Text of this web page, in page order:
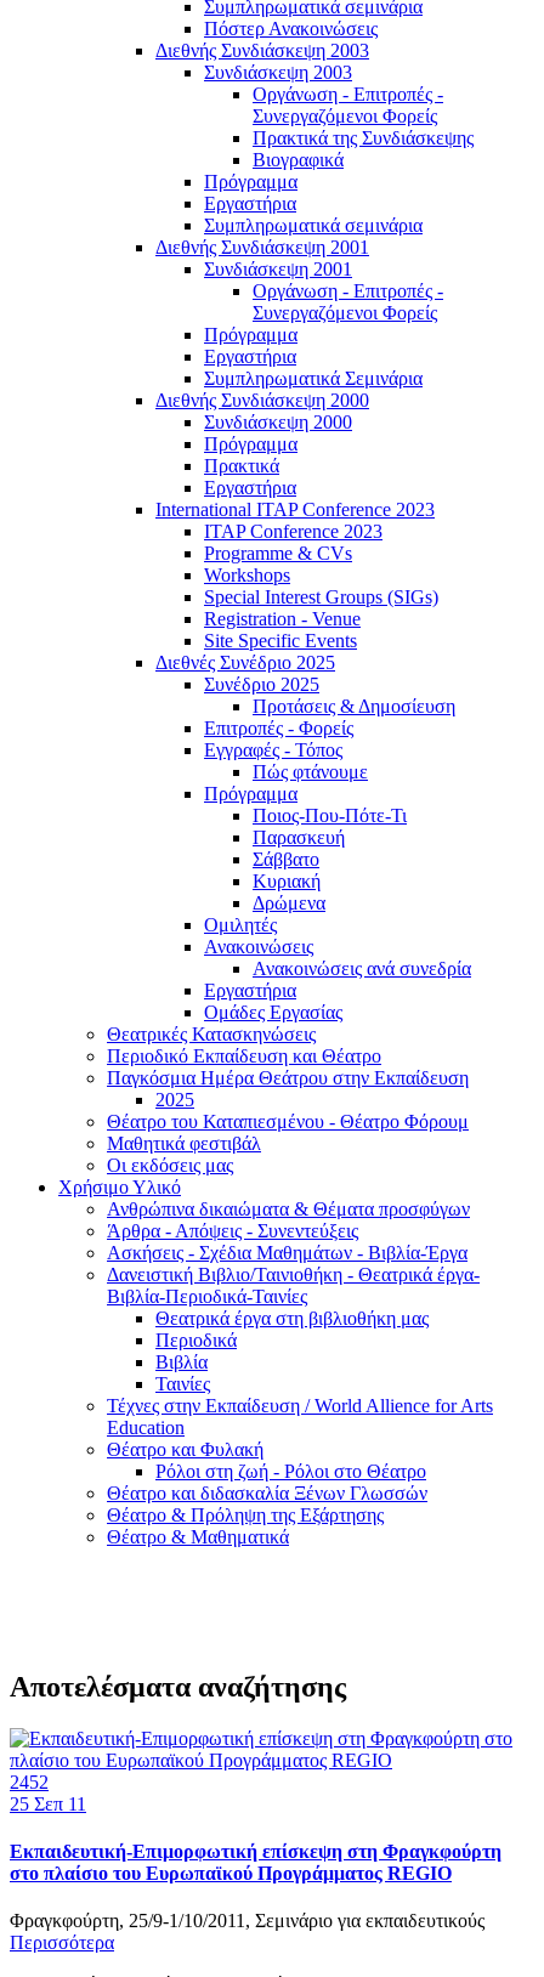
Συμπληρωματικά σεμινάρια
Πόστερ Ανακοινώσεις
Διεθνής Συνδιάσκεψη 2003
Συνδιάσκεψη 2003
Οργάνωση - Επιτροπές -
Συνεργαζόμενοι Φορείς
Πρακτικά της Συνδιάσκεψης
Βιογραφικά
Πρόγραμμα
Εργαστήρια
Συμπληρωματικά σεμινάρια
Διεθνής Συνδιάσκεψη 2001
Συνδιάσκεψη 2001
Οργάνωση - Επιτροπές -
Συνεργαζόμενοι Φορείς
Πρόγραμμα
Εργαστήρια
Συμπληρωματικά Σεμινάρια
Διεθνής Συνδιάσκεψη 2000
Συνδιάσκεψη 2000
Πρόγραμμα
Πρακτικά
Εργαστήρια
International ITAP Conference 2023
ITAP Conference 2023
Programme & CVs
Workshops
Special Interest Groups (SIGs)
Registration - Venue
Site Specific Events
Διεθνές Συνέδριο 2025
Συνέδριο 2025
Προτάσεις & Δημοσίευση
Επιτροπές - Φορείς
Εγγραφές - Τόπος
Πώς φτάνουμε
Πρόγραμμα
Ποιος-Που-Πότε-Τι
Παρασκευή
Σάββατο
Κυριακή
Δρώμενα
Ομιλητές
Ανακοινώσεις
Ανακοινώσεις ανά συνεδρία
Εργαστήρια
Ομάδες Εργασίας
Θεατρικές Κατασκηνώσεις
Περιοδικό Εκπαίδευση και Θέατρο
Παγκόσμια Ημέρα Θεάτρου στην Εκπαίδευση
2025
Θέατρο του Καταπιεσμένου - Θέατρο Φόρουμ
Μαθητικά φεστιβάλ
Οι εκδόσεις μας
Χρήσιμο Υλικό
Ανθρώπινα δικαιώματα & Θέματα προσφύγων
Άρθρα - Απόψεις - Συνεντεύξεις
Ασκήσεις - Σχέδια Μαθημάτων - Βιβλία-Έργα
Δανειστική Βιβλιο/Ταινιοθήκη - Θεατρικά έργα-
Βιβλία-Περιοδικά-Ταινίες
Θεατρικά έργα στη βιβλιοθήκη μας
Περιοδικά
Βιβλία
Ταινίες
Τέχνες στην Εκπαίδευση / World Allience for Arts
Education
Θέατρο και Φυλακή
Ρόλοι στη ζωή - Ρόλοι στο Θέατρο
Θέατρο και διδασκαλία Ξένων Γλωσσών
Θέατρο & Πρόληψη της Εξάρτησης
Θέατρο & Μαθηματικά
Αποτελέσματα αναζήτησης
2452
25 Σεπ 11
Εκπαιδευτική-Επιμορφωτική επίσκεψη στη Φραγκφούρτη
στο πλαίσιο του Ευρωπαϊκού Προγράμματος REGIO
Φραγκφούρτη, 25/9-1/10/2011, Σεμινάριο για εκπαιδευτικούς
Περισσότερα